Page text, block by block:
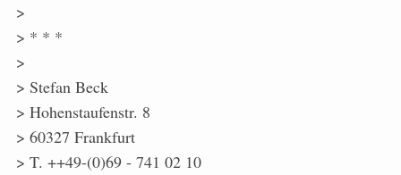
>
> * * *
>
> Stefan Beck
> Hohenstaufenstr. 8
> 60327 Frankfurt
> T. ++49-(0)69 - 741 02 10